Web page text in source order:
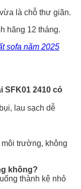
là chỗ thư giãn.
hãng 12 tháng.
sofa năm 2025
SFK01 2410 có
lau sạch dễ
trường, không
không?
thành kệ nhỏ